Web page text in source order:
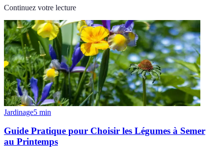
Continuez votre lecture
Jardinage5 min
Guide Pratique pour Choisir les Légumes à Semer
au Printemps